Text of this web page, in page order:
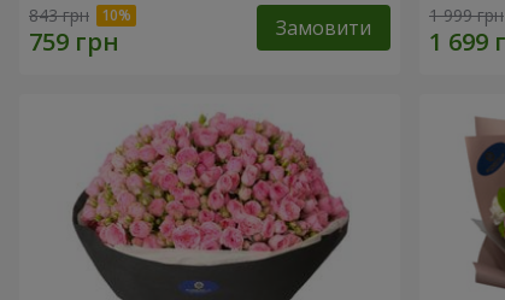
843 грн Замовити 1 999 грн